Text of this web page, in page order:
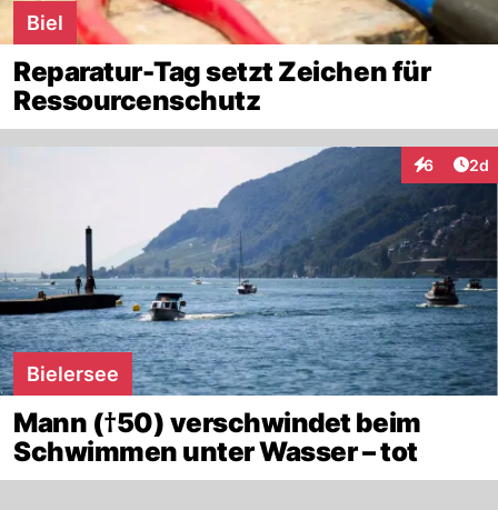
Biel
Reparatur-Tag setzt Zeichen für
Ressourcenschutz
6 2d
Bielersee
Mann (†50) verschwindet beim
Schwimmen unter Wasser – tot